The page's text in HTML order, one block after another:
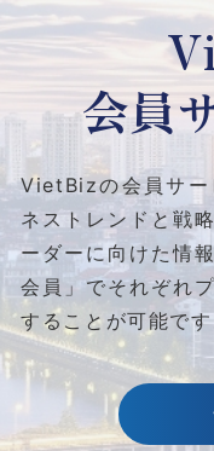
会員
VietBizの会員サー
ネストレンドと戦
ーダーに向けた情
会員」でそれぞれ
することが可能です